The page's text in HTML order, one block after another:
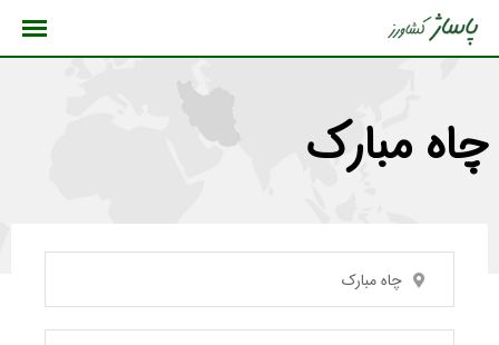
چاه مبارک
چاه مبارک